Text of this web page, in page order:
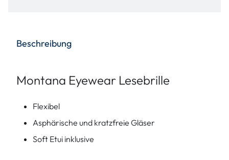
Beschreibung
Montana Eyewear Lesebrille
Flexibel
Asphärische und kratzfreie Gläser
Soft Etui inklusive